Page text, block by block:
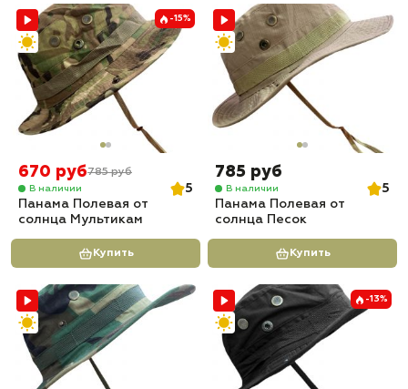
-15%
670 руб785 руб
В наличии
5
Панама Полевая от
солнца Мультикам
Купить
785 руб
В наличии
5
Панама Полевая от
солнца Песок
Купить
-13%